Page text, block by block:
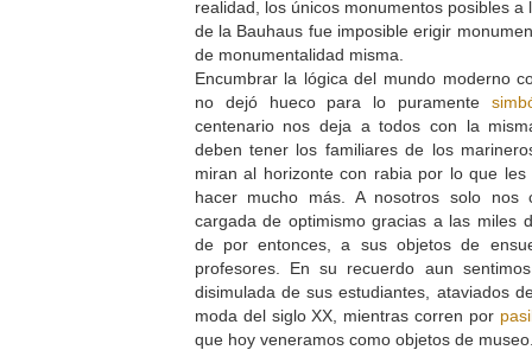
realidad, los únicos monumentos posibles
de la Bauhaus fue imposible erigir
de monumentalidad misma.
Encumbrar la lógica del mundo moderno
no dejó hueco para lo puramente
centenario nos deja a todos con la
deben tener los familiares de los
miran al horizonte con rabia por lo que
hacer mucho más. A nosotros solo nos
cargada de optimismo gracias a las miles
de por entonces, a sus objetos de
profesores. En su recuerdo aun
disimulada de sus estudiantes, ataviados
moda del siglo XX, mientras corren por
que hoy veneramos como objetos de